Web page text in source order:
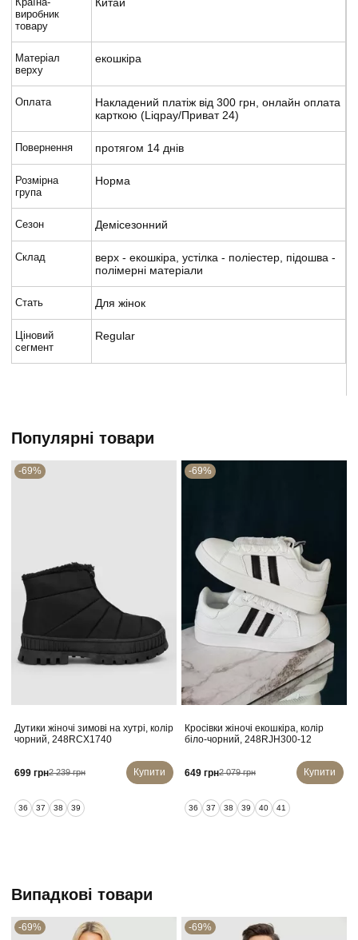
виробник
товару
Китай
Матеріал
верху
екошкіра
Оплата
Накладений платіж від 300 грн, онлайн оплата
карткою (Liqpay/Приват 24)
Повернення протягом 14 днів
Розмірна
група
Норма
Сезон Демісезонний
Склад
верх - екошкіра, устілка - поліестер, підошва -
полімерні матеріали
Стать Для жінок
Ціновий
сегмент
Regular
Популярні товари
-69%
Дутики жіночі зимові на хутрі, колір
чорний, 248RCX1740
699 грн2 239 грн Купити
36 37 38 39
-69%
Кросівки жіночі екошкіра, колір
біло-чорний, 248RJH300-12
649 грн2 079 грн Купити
36 37 38 39 40 41
Випадкові товари
-69% -69%